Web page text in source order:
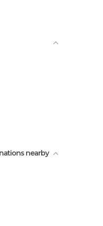
nearby